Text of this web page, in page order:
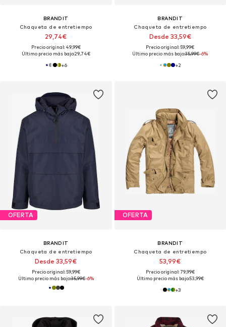
BRANDIT
Chaqueta de entretiempo
29,74€
Precio original: 49,99€
Último precio más bajo:29,74€
+6
BRANDIT
Chaqueta de entretiempo
Desde 33,59€
Precio original: 59,99€
Último precio más bajo:35,99€-6%
+2
OFERTA
BRANDIT
Chaqueta de entretiempo
Desde 33,59€
Precio original: 59,99€
Último precio más bajo:35,99€-6%
OFERTA
BRANDIT
Chaqueta de entretiempo
53,99€
Precio original: 79,99€
Último precio más bajo:53,99€
+3